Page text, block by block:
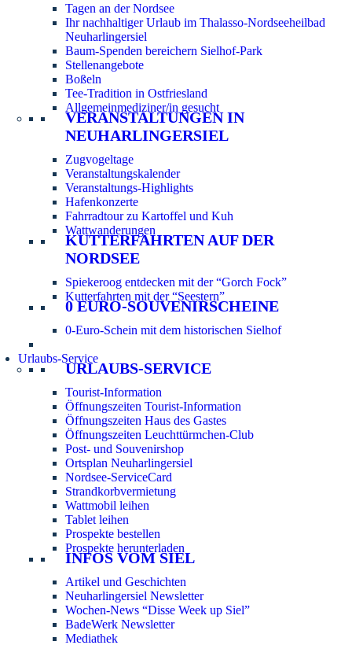
Tagen an der Nordsee
Ihr nachhaltiger Urlaub im Thalasso-Nordseeheilbad
Neuharlingersiel
Baum-Spenden bereichern Sielhof-Park
Stellenangebote
Boßeln
Tee-Tradition in Ostfriesland
Allgemeinmediziner/in gesucht
VERANSTALTUNGEN IN
NEUHARLINGERSIEL
Zugvogeltage
Veranstaltungskalender
Veranstaltungs-Highlights
Hafenkonzerte
Fahrradtour zu Kartoffel und Kuh
Wattwanderungen
KUTTERFAHRTEN AUF DER
NORDSEE
Spiekeroog entdecken mit der “Gorch Fock”
Kutterfahrten mit der “Seestern”
0 EURO-SOUVENIRSCHEINE
0-Euro-Schein mit dem historischen Sielhof
Urlaubs-Service
URLAUBS-SERVICE
Tourist-Information
Öffnungszeiten Tourist-Information
Öffnungszeiten Haus des Gastes
Öffnungszeiten Leuchttürmchen-Club
Post- und Souvenirshop
Ortsplan Neuharlingersiel
Nordsee-ServiceCard
Strandkorbvermietung
Wattmobil leihen
Tablet leihen
Prospekte bestellen
Prospekte herunterladen
INFOS VOM SIEL
Artikel und Geschichten
Neuharlingersiel Newsletter
Wochen-News “Disse Week up Siel”
BadeWerk Newsletter
Mediathek